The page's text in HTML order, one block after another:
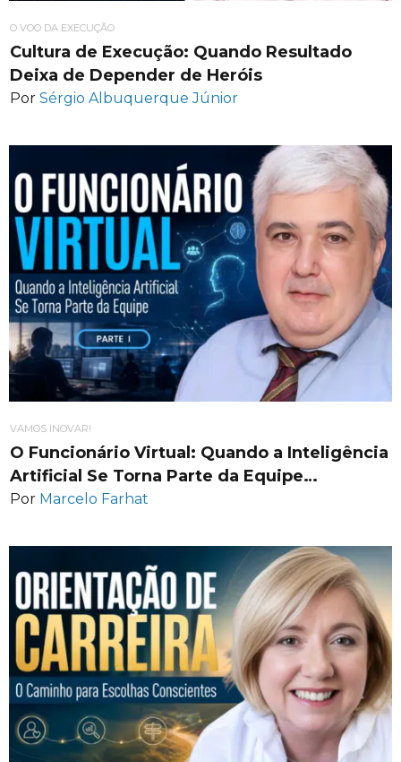
O VOO DA EXECUÇÃO
Cultura de Execução: Quando Resultado
Deixa de Depender de Heróis
Por Sérgio Albuquerque Júnior
VAMOS INOVAR!
O Funcionário Virtual: Quando a Inteligência
Artificial Se Torna Parte da Equipe…
Por Marcelo Farhat